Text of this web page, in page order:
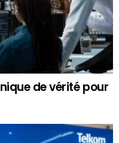
de vérité pour